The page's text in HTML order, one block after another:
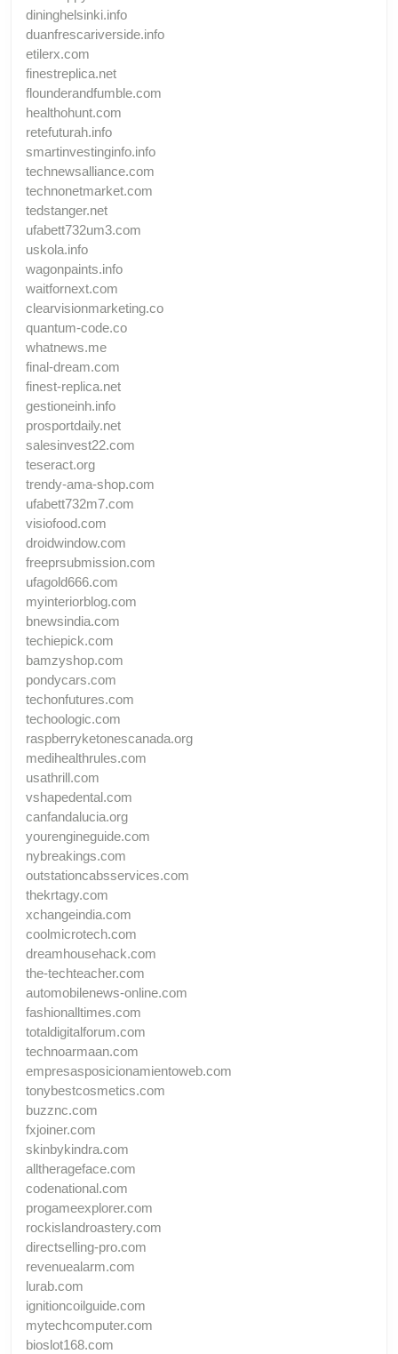
dininghelsinki.info
duanfrescariverside.info
etilerx.com
finestreplica.net
flounderandfumble.com
healthohunt.com
retefuturah.info
smartinvestinginfo.info
technewsalliance.com
technonetmarket.com
tedstanger.net
ufabett732um3.com
uskola.info
wagonpaints.info
waitfornext.com
clearvisionmarketing.co
quantum-code.co
whatnews.me
final-dream.com
finest-replica.net
gestioneinh.info
prosportdaily.net
salesinvest22.com
teseract.org
trendy-ama-shop.com
ufabett732m7.com
visiofood.com
droidwindow.com
freeprsubmission.com
ufagold666.com
myinteriorblog.com
bnewsindia.com
techiepick.com
bamzyshop.com
pondycars.com
techonfutures.com
techoologic.com
raspberryketonescanada.org
medihealthrules.com
usathrill.com
vshapedental.com
canfandalucia.org
yourengineguide.com
nybreakings.com
outstationcabsservices.com
thekrtagy.com
xchangeindia.com
coolmicrotech.com
dreamhousehack.com
the-techteacher.com
automobilenews-online.com
fashionalltimes.com
totaldigitalforum.com
technoarmaan.com
empresasposicionamientoweb.com
tonybestcosmetics.com
buzznc.com
fxjoiner.com
skinbykindra.com
alltherageface.com
codenational.com
progameexplorer.com
rockislandroastery.com
directselling-pro.com
revenuealarm.com
lurab.com
ignitioncoilguide.com
mytechcomputer.com
bioslot168.com